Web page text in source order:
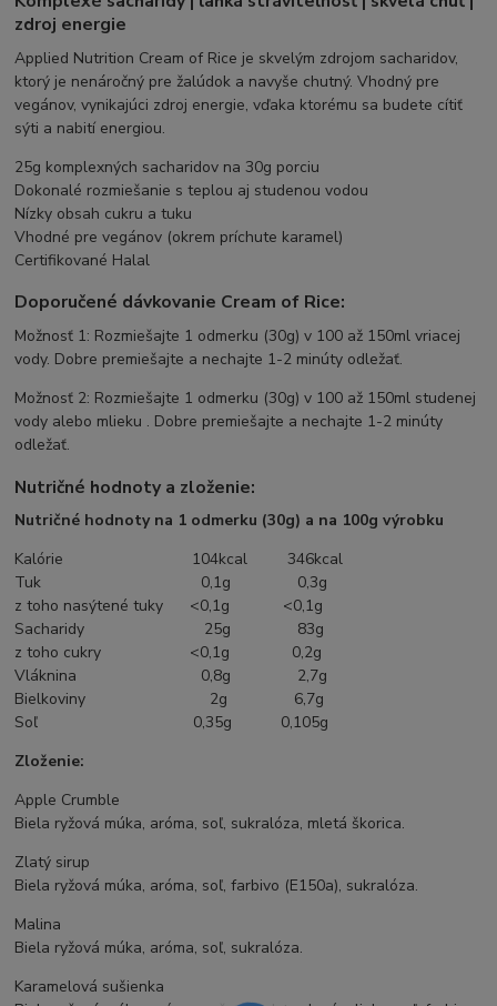
zdroj energie
Applied Nutrition Cream of Rice je skvelým zdrojom sacharidov,
ktorý je nenáročný pre žalúdok a navyše chutný. Vhodný pre
vegánov, vynikajúci zdroj energie, vďaka ktorému sa budete cítiť
sýti a nabití energiou.
25g komplexných sacharidov na 30g porciu
Dokonalé rozmiešanie s teplou aj studenou vodou
Nízky obsah cukru a tuku
Vhodné pre vegánov (okrem príchute karamel)
Certifikované Halal
Doporučené dávkovanie Cream of Rice:
Možnosť 1: Rozmiešajte 1 odmerku (30g) v 100 až 150ml vriacej
vody. Dobre premiešajte a nechajte 1-2 minúty odležať.
Možnosť 2: Rozmiešajte 1 odmerku (30g) v 100 až 150ml studenej
vody alebo mlieku . Dobre premiešajte a nechajte 1-2 minúty
odležať.
Nutričné hodnoty a zloženie:
Nutričné hodnoty na 1 odmerku (30g) a na 100g výrobku
Kalórie 104kcal 346kcal
Tuk 0,1g 0,3g
z toho nasýtené tuky <0,1g <0,1g
Sacharidy 25g 83g
z toho cukry <0,1g 0,2g
Vláknina 0,8g 2,7g
Bielkoviny 2g 6,7g
Soľ 0,35g 0,105g
Zloženie:
Apple Crumble
Biela ryžová múka, aróma, soľ, sukralóza, mletá škorica.
Zlatý sirup
Biela ryžová múka, aróma, soľ, farbivo (E150a), sukralóza.
Malina
Biela ryžová múka, aróma, soľ, sukralóza.
Karamelová sušienka